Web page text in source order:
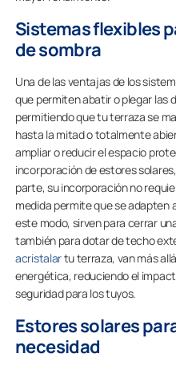
Sistemas flexibles
de sombra
Una de las ventajas de los
que permiten abatir o plegar las
permitiendo que tu terraza se
hasta la mitad o totalmente
ampliar o reducir el espacio
incorporación de estores
parte, su incorporación no
medida permite que se adapten
este modo, sirven para cerrar
también para dotar de techo
acristalartu terraza, van más
energética, reduciendo el
seguridad para los tuyos.
Estores solares
necesidad